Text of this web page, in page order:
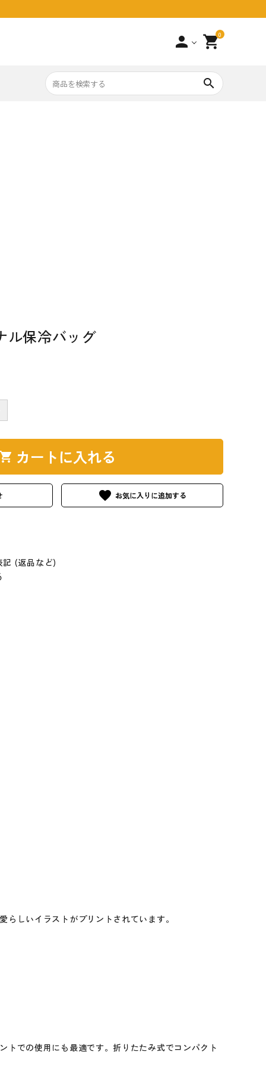
person 0
shopping_cart
search
ル保冷バッグ
shopping_cart カートに入れる
favorite
記 (返品など)
しいイラストがプリントされています。
トでの使用にも最適です。折りたたみ式でコンパクト